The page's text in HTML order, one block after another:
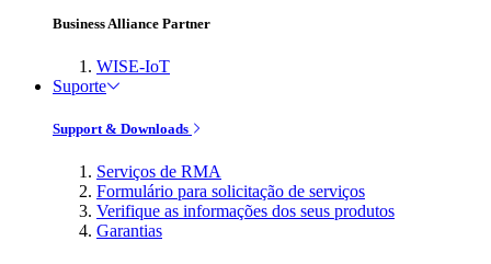
Business Alliance Partner
WISE-IoT
Suporte
Support & Downloads
Serviços de RMA
Formulário para solicitação de serviços
Verifique as informações dos seus produtos
Garantias